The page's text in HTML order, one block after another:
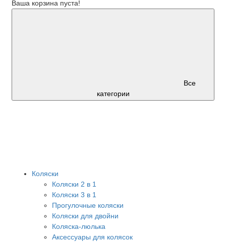
Ваша корзина пуста!
Все
категории
Коляски
Коляски 2 в 1
Коляски 3 в 1
Прогулочные коляски
Коляски для двойни
Коляска-люлька
Аксессуары для колясок